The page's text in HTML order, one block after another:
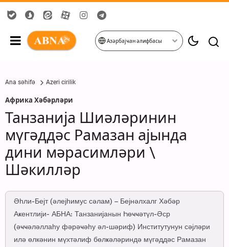
Азәрбајҹан әлифбасы
Ana səhifə Azeri cirilik
Африка Хәбәрләри
Танзанија Шиәләринин
мүгәддәс Рамазан ајында
дини мәрасимләри \
Шәкилләр
Әһли-Бејт (әлејһимус сәлам) – Бејнәлхалг Хәбәр
Аҝентлији- АБНА: Танзанијанын Һөҹҹәтүл-Әср
(әҹҹәләллаһу фәрәҹәһу әл-шәриф) Институтунун сәјләри
илә өлкәнин мүхтәлиф бөлҝәләриндә мүгәддәс Рамазан